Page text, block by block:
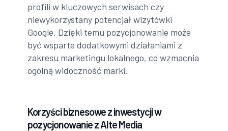
profili w kluczowych serwisach czy
niewykorzystany potencjał wizytówki
Google. Dzięki temu pozycjonowanie może
być wsparte dodatkowymi działaniami z
zakresu marketingu lokalnego, co wzmacnia
ogólną widoczność marki.
Korzyści biznesowe z inwestycji w
pozycjonowanie z Alte Media